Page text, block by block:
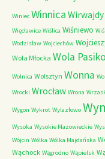
Winiec Winnica Wirwajdy
Więcławice Wiślica Wiśniewo
Wodzisław Wojciechów
Wola Młocka Wola
Wolnica Wolsztyn Wonna
Wrocki Wrocław Wrona
Wygon Wykrot Wylazłowo
Wysoka Wysokie Mazowieckie
Wójcin Wólka Wólka Majdańska
Wąchock Wągrodno Wąpielsk